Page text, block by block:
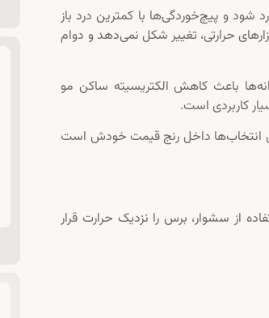
و پیچ‌خوردگی‌ها با کمترین درد باز
حرارتی، تغییر شکل نمی‌دهد و دوام
باعث کاهش الکتریسیته ساکن مو
کاربردی است.
انتخاب‌ها داخل رنج قیمت خودش است
از سشوار، برس را نزدیک حرارت قرار